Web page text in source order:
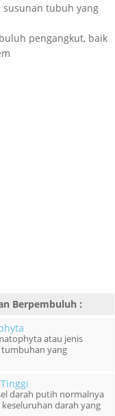
tubuh yang
pengangkut, baik
Berpembuluh :
atau jenis
yang
darah putih normalnya
darah yang